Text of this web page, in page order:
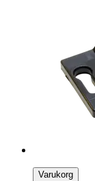
Varukorg